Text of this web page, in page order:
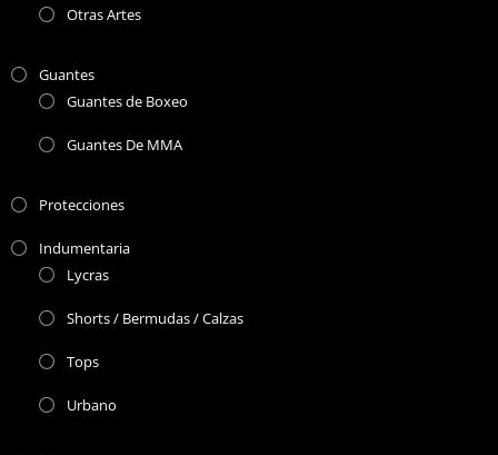
Otras Artes
Guantes
Guantes de Boxeo
Guantes De MMA
Protecciones
Indumentaria
Lycras
Shorts / Bermudas / Calzas
Tops
Urbano